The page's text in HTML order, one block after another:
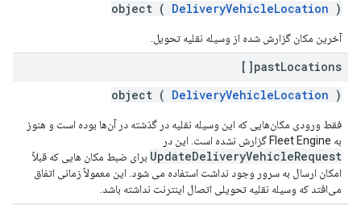
object ( DeliveryVehicleLocation )
آخرین مکان گزارش شده از وسیله نقلیه تحویل.
pastLocations[]
object ( DeliveryVehicleLocation )
فقط ورودی مکان‌هایی که این وسیله نقلیه در گذشته در آن‌ها بوده است و هنوز
به Fleet Engine گزارش نشده است. این در
UpdateDeliveryVehicleRequest برای ضبط مکان هایی که قبلاً
امکان ارسال به سرور وجود نداشت استفاده می شود. این معمولاً زمانی اتفاق
می‌افتد که وسیله نقلیه تحویلی اتصال اینترنت نداشته باشد.